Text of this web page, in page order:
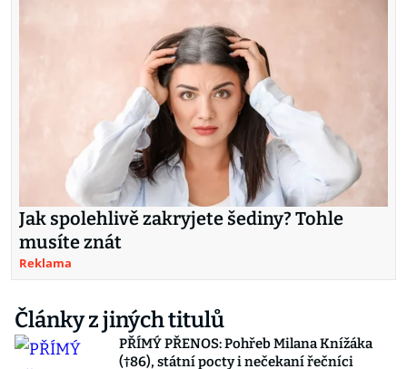
Jak spolehlivě zakryjete šediny? Tohle
musíte znát
Reklama
Články z jiných titulů
PŘÍMÝ PŘENOS: Pohřeb Milana Knížáka
(†86), státní pocty i nečekaní řečníci